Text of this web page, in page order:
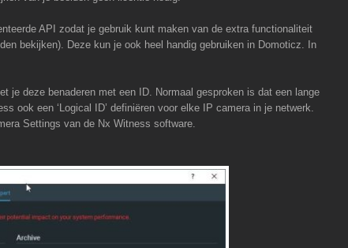
API zodat je gebruik kunt maken van de extra functionaliteit
bekijken). Deze kun je ook heel handig gebruiken in Domoticz. In
je deze benaderen met een ID. Normaal gesproken is dat een lange
ook een ‘Logical ID’ definiëren voor elke IP camera in je netwerk.
Settings van de Nx Witness software.